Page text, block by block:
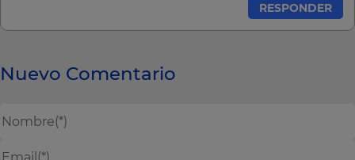
RESPONDER
Nuevo Comentario